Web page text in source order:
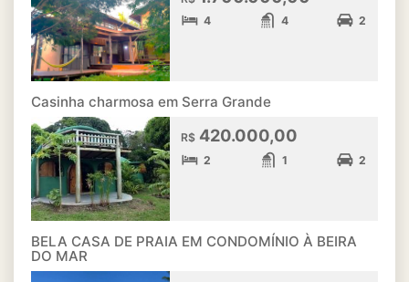
4 4 2
Casinha charmosa em Serra Grande
R$ 420.000,00
2 1 2
BELA CASA DE PRAIA EM CONDOMÍNIO À BEIRA
DO MAR